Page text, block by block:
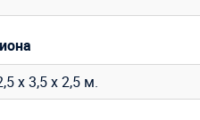
х 3,5 х 2,5 м.